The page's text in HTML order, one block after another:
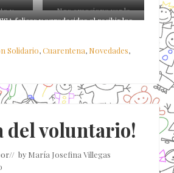
y
Nos emociona ver la
alegría en los niños y
felices y agradecidas al recibir los
Solidario,Cuarentena, Novedades,
del voluntario!
// by María Josefina Villegas